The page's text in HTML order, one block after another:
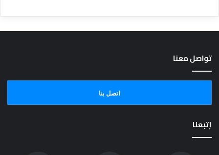
تواصل معنا
اتصل بنا
إتبعنا